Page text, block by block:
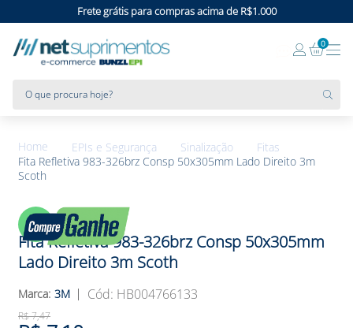
Frete grátis para compras acima de R$1.000
0
EPIs e Segurança Sinalização
Fitas
Fita Refletiva 983-326brz Consp 50x305mm Lado Direito 3m
Scoth
5%
OFF
Fita Refletiva 983-326brz Consp 50x305mm
Lado Direito 3m Scoth
3M : HB004766133
R$7,47